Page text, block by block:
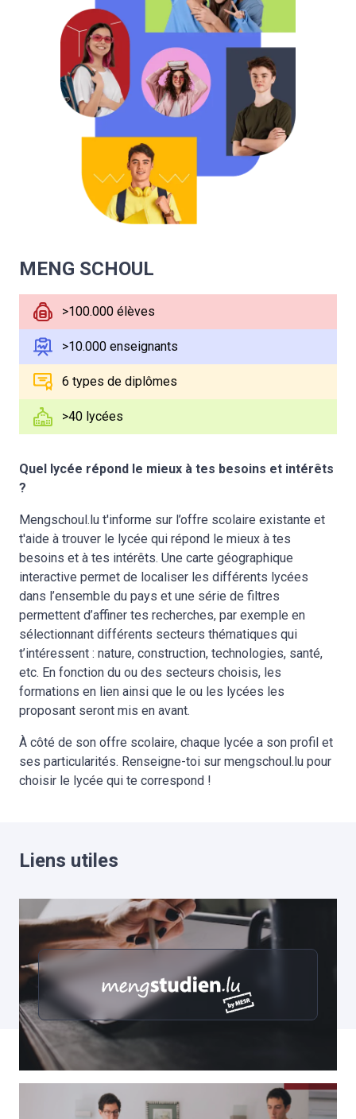
MENG SCHOUL
>100.000 élèves
>10.000 enseignants
6 types de diplômes
>40 lycées
Quel lycée répond le mieux à tes besoins et intérêts
?
Mengschoul.lu t'informe sur l’offre scolaire existante et
t'aide à trouver le lycée qui répond le mieux à tes
besoins et à tes intérêts. Une carte géographique
interactive permet de localiser les différents lycées
dans l’ensemble du pays et une série de filtres
permettent d’affiner tes recherches, par exemple en
sélectionnant différents secteurs thématiques qui
t’intéressent : nature, construction, technologies, santé,
etc. En fonction du ou des secteurs choisis, les
formations en lien ainsi que le ou les lycées les
proposant seront mis en avant.
À côté de son offre scolaire, chaque lycée a son profil et
ses particularités. Renseigne-toi sur mengschoul.lu pour
choisir le lycée qui te correspond !
Liens utiles